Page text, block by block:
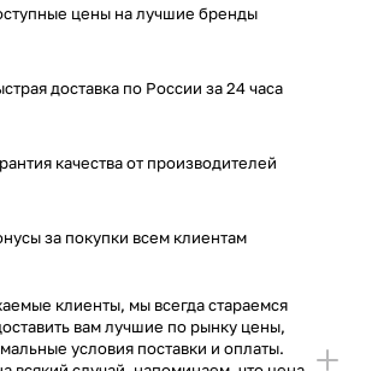
цены на лучшие бренды
доставка по России за 24 часа
качества от производителей
за покупки всем клиентам
клиенты, мы всегда стараемся
вам лучшие по рынку цены,
условия поставки и оплаты.